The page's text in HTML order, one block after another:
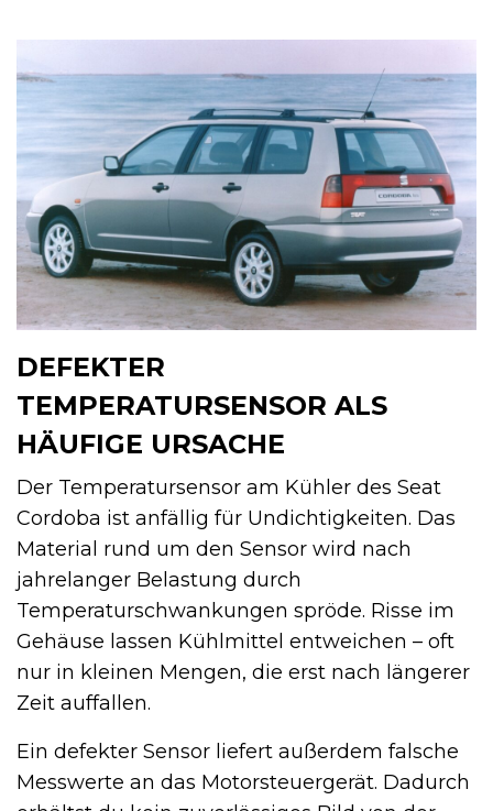
DEFEKTER
TEMPERATURSENSOR ALS
HÄUFIGE URSACHE
Der Temperatursensor am Kühler des Seat
Cordoba ist anfällig für Undichtigkeiten. Das
Material rund um den Sensor wird nach
jahrelanger Belastung durch
Temperaturschwankungen spröde. Risse im
Gehäuse lassen Kühlmittel entweichen – oft
nur in kleinen Mengen, die erst nach längerer
Zeit auffallen.
Ein defekter Sensor liefert außerdem falsche
Messwerte an das Motorsteuergerät. Dadurch